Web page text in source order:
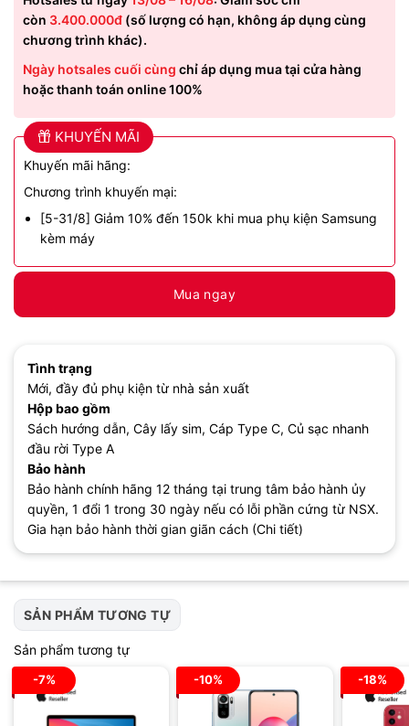
còn 3.400.000đ (số lượng có hạn, không áp dụng cùng
chương trình khác).
Ngày hotsales cuối cùng chỉ áp dụng mua tại cửa hàng
hoặc thanh toán online 100%
KHUYẾN MÃI
Khuyến mãi hãng:
Chương trình khuyến mại:
[5-31/8] Giảm 10% đến 150k khi mua phụ kiện Samsung
kèm máy
Mua ngay
Tình trạng
Mới, đầy đủ phụ kiện từ nhà sản xuất
Hộp bao gồm
Sách hướng dẫn, Cây lấy sim, Cáp Type C, Củ sạc nhanh
đầu rời Type A
Bảo hành
Bảo hành chính hãng 12 tháng tại trung tâm bảo hành ủy
quyền, 1 đổi 1 trong 30 ngày nếu có lỗi phần cứng từ NSX.
Gia hạn bảo hành thời gian giãn cách (Chi tiết)
SẢN PHẨM TƯƠNG TỰ
Sản phẩm tương tự
-7% -10% -18%